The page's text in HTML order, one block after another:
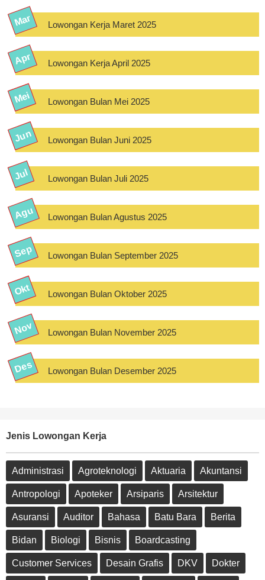
Lowongan Kerja Maret 2025
Lowongan Kerja April 2025
Lowongan Bulan Mei 2025
Lowongan Bulan Juni 2025
Lowongan Bulan Juli 2025
Lowongan Bulan Agustus 2025
Lowongan Bulan September 2025
Lowongan Bulan Oktober 2025
Lowongan Bulan November 2025
Lowongan Bulan Desember 2025
Jenis Lowongan Kerja
Administrasi Agroteknologi Aktuaria Akuntansi
Antropologi Apoteker Arsiparis Arsitektur
Asuransi Auditor Bahasa Batu Bara Berita
Bidan Biologi Bisnis Boardcasting
Customer Services Desain Grafis DKV Dokter